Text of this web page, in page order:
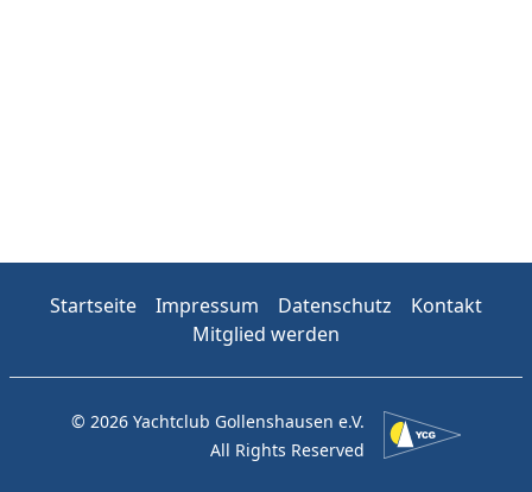
Startseite Impressum Datenschutz
Kontakt
Mitglied werden
© 2026 Yachtclub Gollenshausen e.V.
All Rights Reserved